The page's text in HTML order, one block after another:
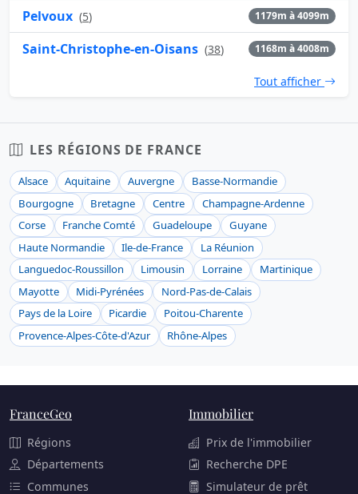
Pelvoux (5) 1179m à 4099m
Saint-Christophe-en-Oisans (38) 1168m à 4008m
Tout afficher
LES RÉGIONS DE FRANCE
Alsace Aquitaine Auvergne
Basse-Normandie
Bourgogne
Bretagne Centre
Champagne-Ardenne
Corse
Franche Comté Guadeloupe
Guyane
Haute Normandie
Ile-de-France
La Réunion
Languedoc-Roussillon
Limousin Lorraine
Martinique
Mayotte
Midi-Pyrénées
Nord-Pas-de-Calais
Pays de la Loire
Picardie
Poitou-Charente
Provence-Alpes-Côte-d'Azur
Rhône-Alpes
FranceGeo
Régions
Départements
Communes
Immobilier
Prix de l'immobilier
Recherche DPE
Simulateur de prêt